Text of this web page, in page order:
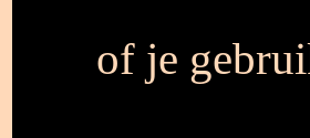
of je